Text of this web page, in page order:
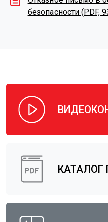
безопасности (PDF,
КАТАЛОГ